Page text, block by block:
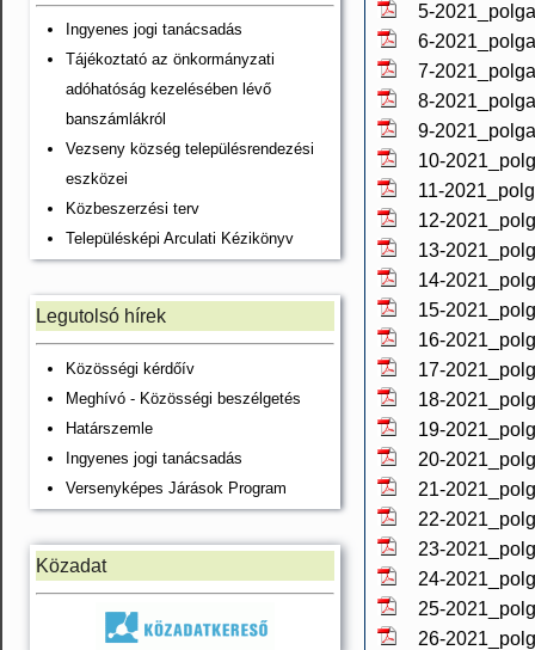
Ingyenes jogi tanácsadás
Tájékoztató az önkormányzati
adóhatóság kezelésében lévő
banszámlákról
Vezseny község településrendezési
eszközei
Közbeszerzési terv
Településképi Arculati Kézikönyv
Legutolsó hírek
Közösségi kérdőív
Meghívó - Közösségi beszélgetés
Határszemle
Ingyenes jogi tanácsadás
Versenyképes Járások Program
Közadat
5-
6-
7-
8-
9-
10-
11-
12-
13-
14-
15-
16-
17-
18-
19-
20-
21-
22-
23-
24-
25-
26-